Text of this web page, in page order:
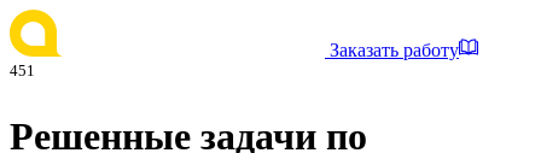
Заказать работу
451
Решенные задачи по